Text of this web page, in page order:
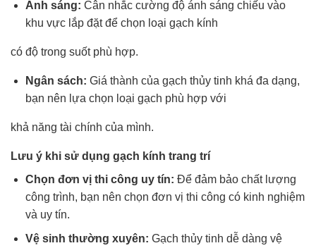
Ánh sáng: Cân nhắc cường độ ánh sáng chiếu vào
khu vực lắp đặt để chọn loại gạch kính
có độ trong suốt phù hợp.
Ngân sách: Giá thành của gạch thủy tinh khá đa dạng,
bạn nên lựa chọn loại gạch phù hợp với
khả năng tài chính của mình.
Lưu ý khi sử dụng gạch kính trang trí
Chọn đơn vị thi công uy tín: Để đảm bảo chất lượng
công trình, bạn nên chọn đơn vị thi công có kinh nghiệm
và uy tín.
Vệ sinh thường xuyên: Gạch thủy tinh dễ dàng vệ